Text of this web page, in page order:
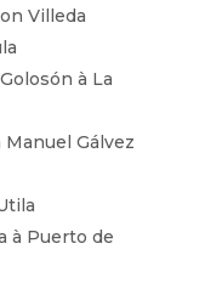
Villeda
à La
Gálvez
à Puerto de